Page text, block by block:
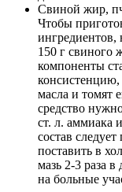
Свиной жир,
Чтобы
ингредиентов,
150 г свиного
компоненты
консистенцию,
масла и томят
средство
ст. л. аммиака
состав
поставить в
мазь 2-3 раза
на больные